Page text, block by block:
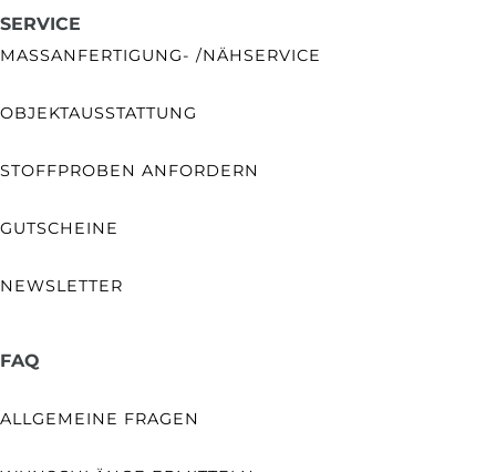
SERVICE
MASSANFERTIGUNG- /NÄHSERVICE
OBJEKTAUSSTATTUNG
STOFFPROBEN ANFORDERN
GUTSCHEINE
NEWSLETTER
FAQ
ALLGEMEINE FRAGEN